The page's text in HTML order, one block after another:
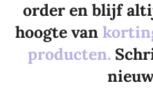
order en blijf
hoogte van
producten.